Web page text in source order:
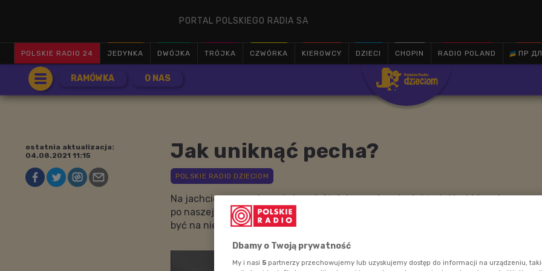
PORTAL POLSKIEGO RADIA SA
POLSKIE RADIO 24 JEDYNKA DWÓJKA TRÓJKA CZWÓRKA KIEROWCY DZIECI CHOPIN RADIO POLAND ПР

RAMÓWKA O NAS
Jak uniknąć pecha?
ostatnia aktualizacja:
04.08.2021 11:15
Na jachcie mogą zdarzyć się najróżniejsze sytuacje, także takie, które nie są
po naszej myśli. Pewnych zdarzeń nie sposób uniknąć, ale możemy po prostu
być na nie przygotowani.
Dbamy o Twoją prywatność
My i nasi 5 partnerzy przechowujemy lub uzyskujemy dostęp do informacji na urządzeniu,